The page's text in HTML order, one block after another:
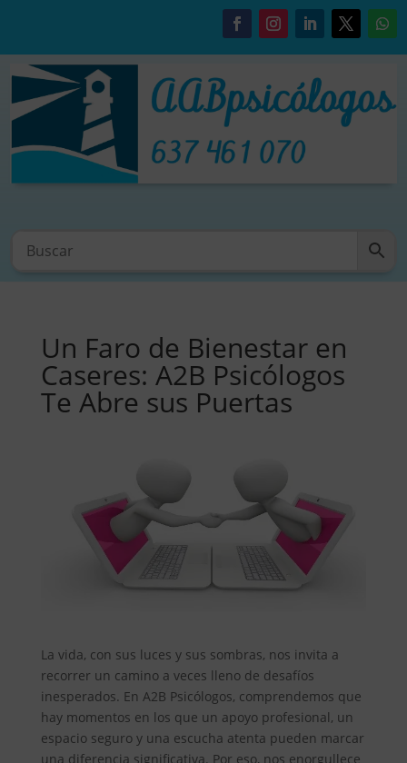
Un Faro de Bienestar en
Caseres: A2B Psicólogos
Te Abre sus Puertas
La vida, con sus luces y sus sombras, nos invita a
recorrer un camino a veces lleno de desafíos
inesperados. En A2B Psicólogos, comprendemos que
hay momentos en los que un apoyo profesional, un
espacio seguro y una escucha atenta pueden marcar
una diferencia significativa. Por eso, nos enorgullece